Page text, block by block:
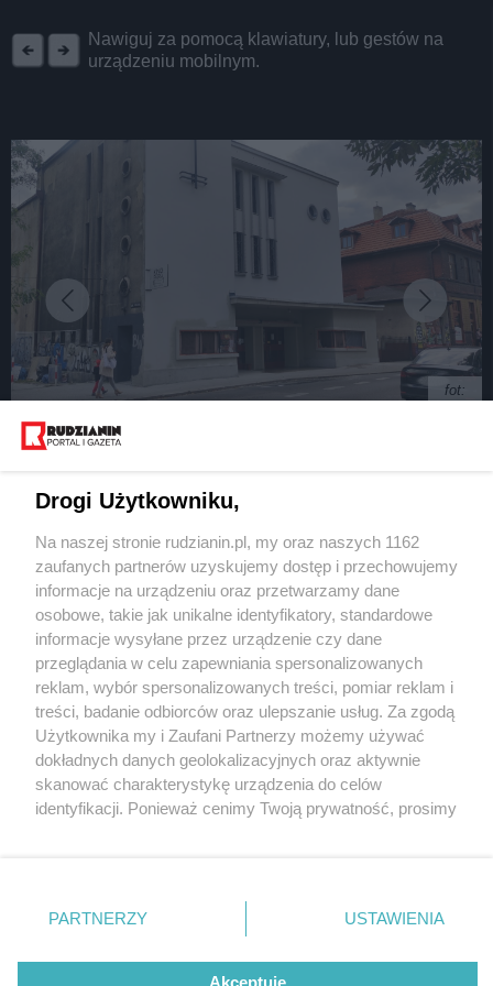
Nawiguj za pomocą klawiatury, lub gestów na
urządzeniu mobilnym.
fot:
Śląskiej? Miasto trzykrotnie podniosło podatek!
1 / 2
Kino patria ruda slaska
Wydawca mediów
Nie zapomnij
zapoznać się z:
polityką prywatności regulamin korzystania z portali
Twojemiasto
Piekary Śląskie
Chorzów
Tarnowskie Góry
Gliwice
Skontakuj sięz nami
Kontakt
Wydawca
Redakcja
Drogi Użytkowniku,
Na naszej stronie rudzianin.pl, my oraz naszych 1162
zaufanych partnerów uzyskujemy dostęp i przechowujemy
informacje na urządzeniu oraz przetwarzamy dane
osobowe, takie jak unikalne identyfikatory, standardowe
informacje wysyłane przez urządzenie czy dane
przeglądania w celu zapewniania spersonalizowanych
reklam, wybór spersonalizowanych treści, pomiar reklam i
treści, badanie odbiorców oraz ulepszanie usług. Za zgodą
Użytkownika my i Zaufani Partnerzy możemy używać
dokładnych danych geolokalizacyjnych oraz aktywnie
skanować charakterystykę urządzenia do celów
identyfikacji. Ponieważ cenimy Twoją prywatność, prosimy
prywatności znajdujący się w lewym dolnym rogu strony
. Niektóre rodzaje przetwarzania danych nie wymagają
zgody użytkownika, ale masz prawo sprzeciwić się
takiemu przetwarzaniu. Preferencje będą miały
PARTNERZY USTAWIENIA
Akceptuję